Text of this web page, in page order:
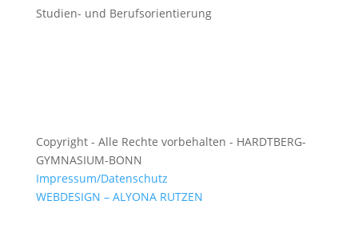
Studien- und Berufsorientierung
Copyright - Alle Rechte vorbehalten - HARDTBERG-
GYMNASIUM-BONN
Impressum/Datenschutz
WEBDESIGN – ALYONA RUTZEN